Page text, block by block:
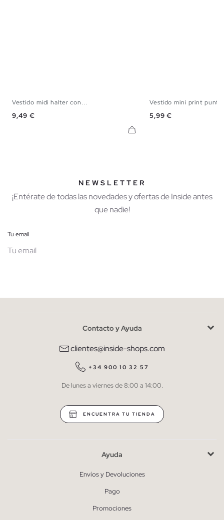
Vestido midi halter con...
Precio
9,49 €
XS S
Vestido mini print
Precio
5,99 €
NEWSLETTER
¡Entérate de todas las novedades y ofertas de Inside antes
que nadie!
Tu email
He leído y entiendo lapolítica de privacidad
QUIERO SUSCRIBIRME
* Puedes cancelar la suscripción en cualquier momento.
Contacto y Ayuda
clientes@inside-shops.com
+34 900 10 32 57
De lunes a viernes de 8:00 a 14:00.
ENCUENTRA TU TIENDA
Ayuda
Envíos y Devoluciones
Pago
Promociones